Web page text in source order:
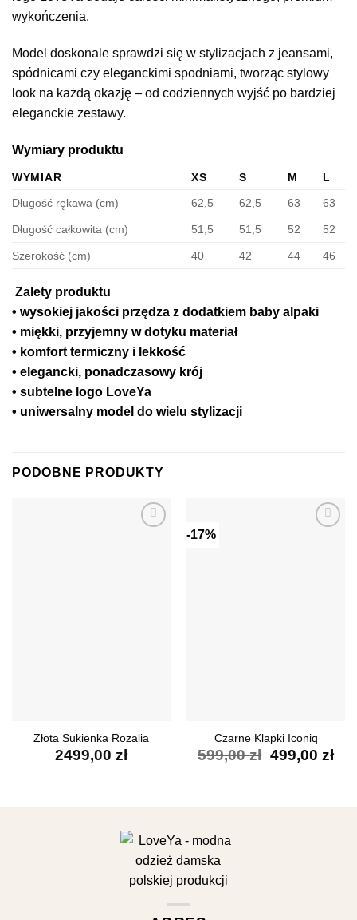
wykończenia.
Model doskonale sprawdzi się w stylizacjach z jeansami,
spódnicami czy eleganckimi spodniami, tworząc stylowy
look na każdą okazję – od codziennych wyjść po bardziej
eleganckie zestawy.
Wymiary produktu
WYMIAR XS S M
L
Długość rękawa (cm)
62,5 62,5 63 63
Długość całkowita (cm) 51,5 51,5 52 52
Szerokość (cm) 40 42 44 46
Zalety produktu
• wysokiej jakości przędza z dodatkiem baby alpaki
• miękki, przyjemny w dotyku materiał
• komfort termiczny i lekkość
• elegancki, ponadczasowy krój
• subtelne logo LoveYa
• uniwersalny model do wielu stylizacji
PODOBNE PRODUKTY
Złota Sukienka Rozalia
2499,00 zł
-17%
Czarne Klapki Iconiq
599,00zł Pierwotna
499,00 zł